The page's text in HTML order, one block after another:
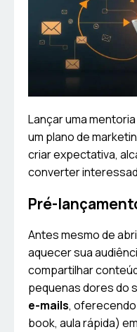
Lançar uma
um plano de
criar expectativa,
converter
Pré-
Antes mesmo de
aquecer sua
compartilhar
pequenas dores do
e-mails,
book, aula rápida)